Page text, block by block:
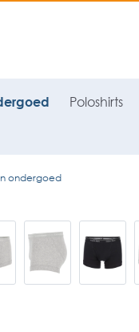
Poloshirts
ondergoed